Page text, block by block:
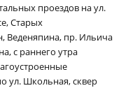
проездов на ул.
Старых
Веденяпина, пр. Ильича
с раннего утра
ул. Школьная, сквер